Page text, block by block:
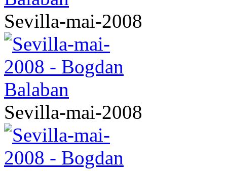
Sevilla-mai-2008
Sevilla-mai-2008